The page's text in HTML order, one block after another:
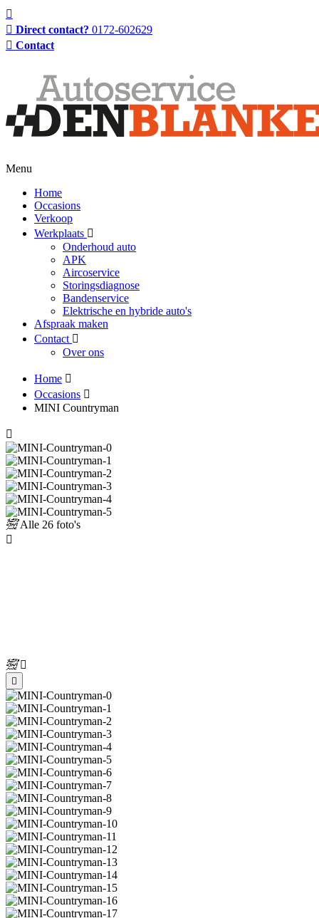
Direct contact? 0172-602629
Contact
Menu
Home
Occasions
Verkoop
Werkplaats
Onderhoud auto
APK
Aircoservice
Storingsdiagnose
Bandenservice
Elektrische en hybride auto's
Afspraak maken
Contact
Over ons
Home
Occasions
MINI Countryman
Alle 26 foto's